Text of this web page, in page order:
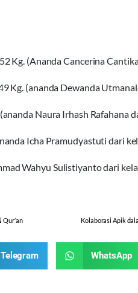
Kg. (Ananda Cancerina
Kg. (ananda Dewanda
Naura Irhash Rafahana
Icha Pramudyastuti dari
Wahyu Sulistiyanto dari
Qur’an Kolaborasi Apik
Telegram WhatsApp